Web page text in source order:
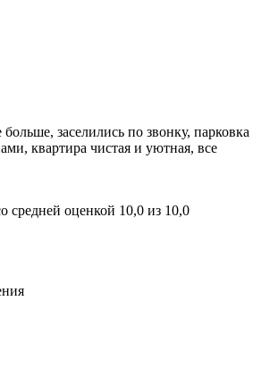
заселились по звонку, парковка
квартира чистая и уютная, все
средней оценкой 10,0 из 10,0